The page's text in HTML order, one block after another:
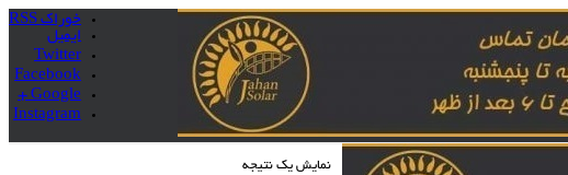
خوراک RSS
ایمیل
Twitter
Facebook
Google +
Instagram
نمایش یک نتیجه